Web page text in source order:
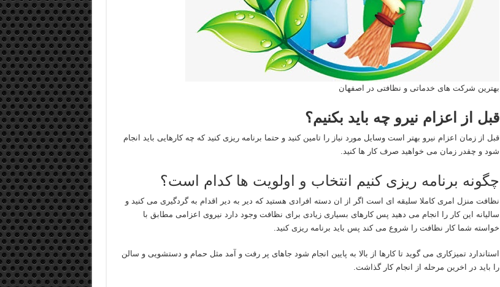
بهترین شرکت های خدماتی و نظافتی در اصفهان
قبل از اعزام نیرو چه باید بکنیم؟
قبل از زمان اعزام نیرو بهتر است وسایل مورد نیاز را تامین کنید و حتما برنامه ریزی کنید که چه کارهایی باید انجام
شود و چقدر زمان می خواهید صرف کار ها کنید.
چگونه برنامه ریزی کنیم انتخاب و اولویت ها کدام است؟
نظافت منزل امری کاملا سلیقه ای است اگر از ان دسته افرادی هستید که دیر به دیر اقدام به گردگیری می کنید و
سالیانه این کار را انجام می دهید پس کارهای بسیاری زیادی برای نظافت وجود دارد نیروی اعزامی مطابق با
خواسته شما کار نظافت را شروع می کند پس باید برنامه ریزی کنید.
استاندارد تمیزکاری می گوید تا کارها از بالا به پایین انجام شود جاهای پر رفت و آمد مثل حمام و دستشویی و سالن
را باید در اخرین مرحله از انجام کار گذاشت.